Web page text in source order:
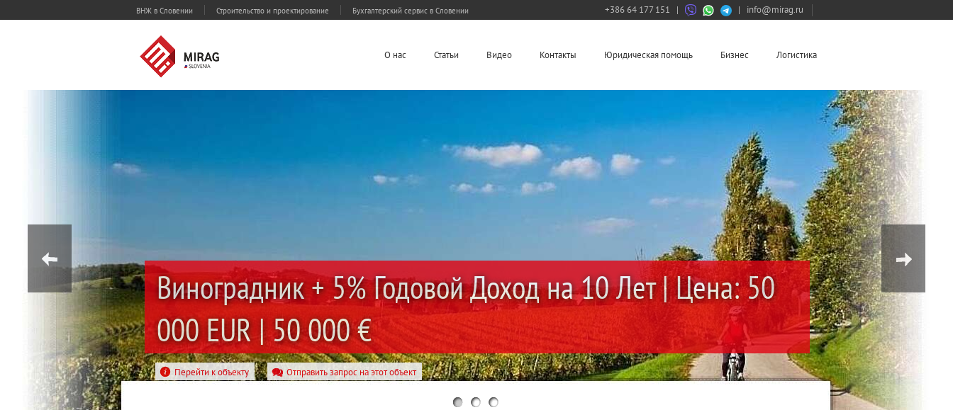
ВНЖ в Словении Строительство и проектирование Бухгалтерский сервис в Словении +386 64 177 151 | | info@mirag.ru
О нас Статьи Видео Контакты Юридическая помощь Бизнес Логистика
Виноградник + 5% Годовой Доход на 10 Лет | Цена: 50
000 EUR |50 000 €
Перейти к объекту Отправить запрос на этот объект